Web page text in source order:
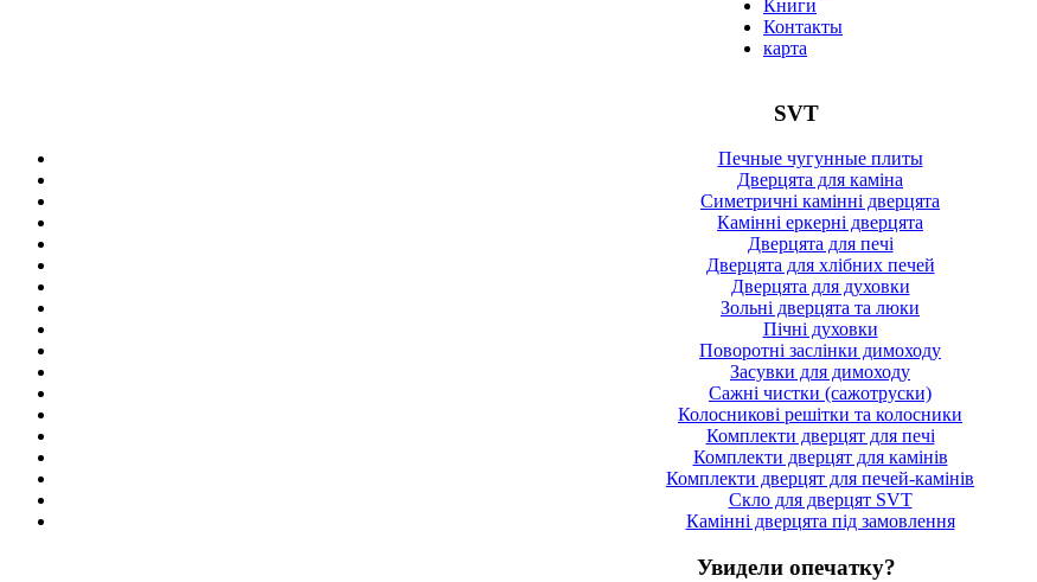
Книги
Контакты
карта
SVT
Печные чугунные плиты
Дверцята для каміна
Симетричні камінні дверцята
Камінні еркерні дверцята
Дверцята для печі
Дверцята для хлібних печей
Дверцята для духовки
Зольні дверцята та люки
Пічні духовки
Поворотні заслінки димоходу
Засувки для димоходу
Сажні чистки (сажотруски)
Колосникові решітки та колосники
Комплекти дверцят для печі
Комплекти дверцят для камінів
Комплекти дверцят для печей-камінів
Скло для дверцят SVT
Камінні дверцята під замовлення
Увидели опечатку?